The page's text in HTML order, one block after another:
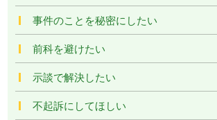
事件のことを秘密にしたい
前科を避けたい
示談で解決したい
不起訴にしてほしい